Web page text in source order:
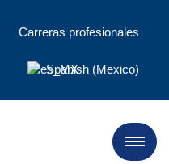
Carreras profesionales
Spanish (Mexico)